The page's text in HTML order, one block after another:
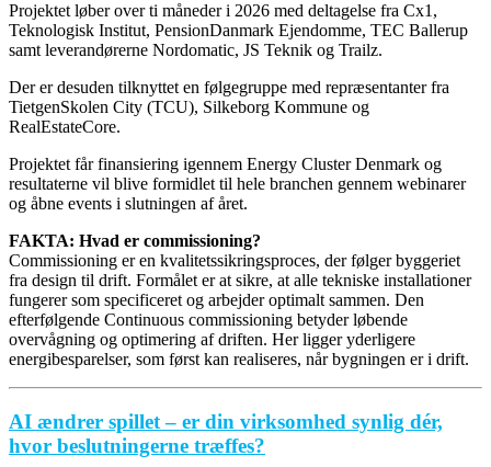
Projektet løber over ti måneder i 2026 med deltagelse fra Cx1,
Teknologisk Institut, PensionDanmark Ejendomme, TEC Ballerup
samt leverandørerne Nordomatic, JS Teknik og Trailz.
Der er desuden tilknyttet en følgegruppe med repræsentanter fra
TietgenSkolen City (TCU), Silkeborg Kommune og
RealEstateCore.
Projektet får finansiering igennem Energy Cluster Denmark og
resultaterne vil blive formidlet til hele branchen gennem webinarer
og åbne events i slutningen af året.
FAKTA: Hvad er commissioning?
Commissioning er en kvalitetssikringsproces, der følger byggeriet
fra design til drift. Formålet er at sikre, at alle tekniske installationer
fungerer som specificeret og arbejder optimalt sammen. Den
efterfølgende Continuous commissioning betyder løbende
overvågning og optimering af driften. Her ligger yderligere
energibesparelser, som først kan realiseres, når bygningen er i drift.
AI ændrer spillet – er din virksomhed synlig dér,
hvor beslutningerne træffes?